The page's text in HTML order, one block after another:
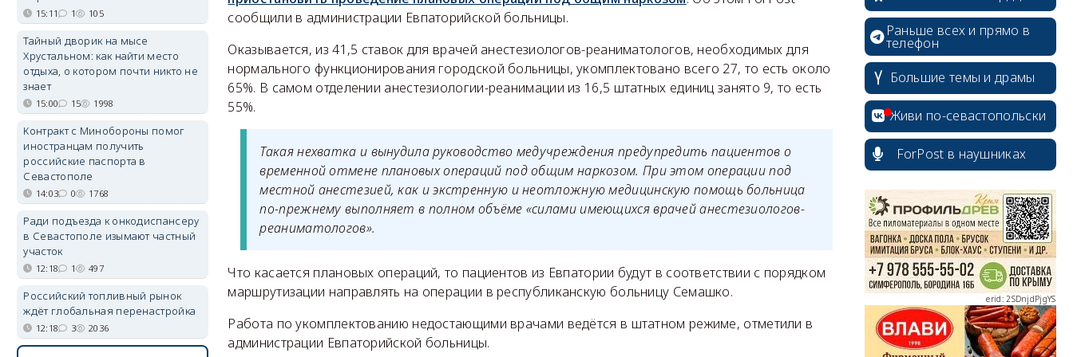
сообщили в администрации Евпаторийской больницы.
Оказывается, из 41,5 ставок для врачей анестезиологов-реаниматологов, необходимых для
нормального функционирования городской больницы, укомплектовано всего 27, то есть около
65%. В самом отделении анестезиологии-реанимации из 16,5 штатных единиц занято 9, то есть
55%.
Такая нехватка и вынудила руководство медучреждения предупредить пациентов о
временной отмене плановых операций под общим наркозом. При этом операции под
местной анестезией, как и экстренную и неотложную медицинскую помощь больница
по-прежнему выполняет в полном объёме «силами имеющихся врачей анестезиологов-
реаниматологов».
Что касается плановых операций, то пациентов из Евпатории будут в соответствии с порядком
маршрутизации направлять на операции в республиканскую больницу Семашко.
Работа по укомплектованию недостающими врачами ведётся в штатном режиме, отметили в
администрации Евпаторийской больницы.
15:11 1 105
Тайный дворик на мысе
Хрустальном: как найти место
отдыха, о котором почти никто не
знает
15:00 15 1998
Контракт с Минобороны помог
иностранцам получить
российские паспорта в
Севастополе
14:03 0 1768
Ради подъезда к онкодиспансеру
в Севастополе изымают частный
участок
12:18 1 497
Российский топливный рынок
ждёт глобальная перенастройка
12:18 3 2036
Раньше всех и прямо в
телефон
Большие темы и драмы
Живи по-севастопольски
ForPost в наушниках
erid: 2SDnjdPjgYS